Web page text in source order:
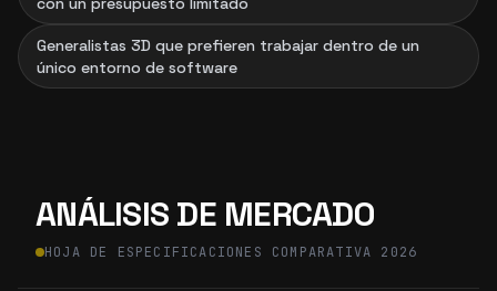
Generalistas 3D que prefieren trabajar dentro de un
único entorno de software
ANÁLISIS DE MERCADO
HOJA DE ESPECIFICACIONES COMPARATIVA 2026